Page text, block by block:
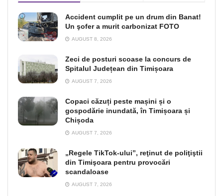
Accident cumplit pe un drum din Banat!
Un şofer a murit carbonizat FOTO
AUGUST 8, 2026
Zeci de posturi scoase la concurs de
Spitalul Județean din Timișoara
AUGUST 7, 2026
Copaci căzuți peste mașini și o
gospodărie inundată, în Timișoara și
Chișoda
AUGUST 7, 2026
„Regele TikTok-ului”, reţinut de poliţiştii
din Timişoara pentru provocări
scandaloase
AUGUST 7, 2026